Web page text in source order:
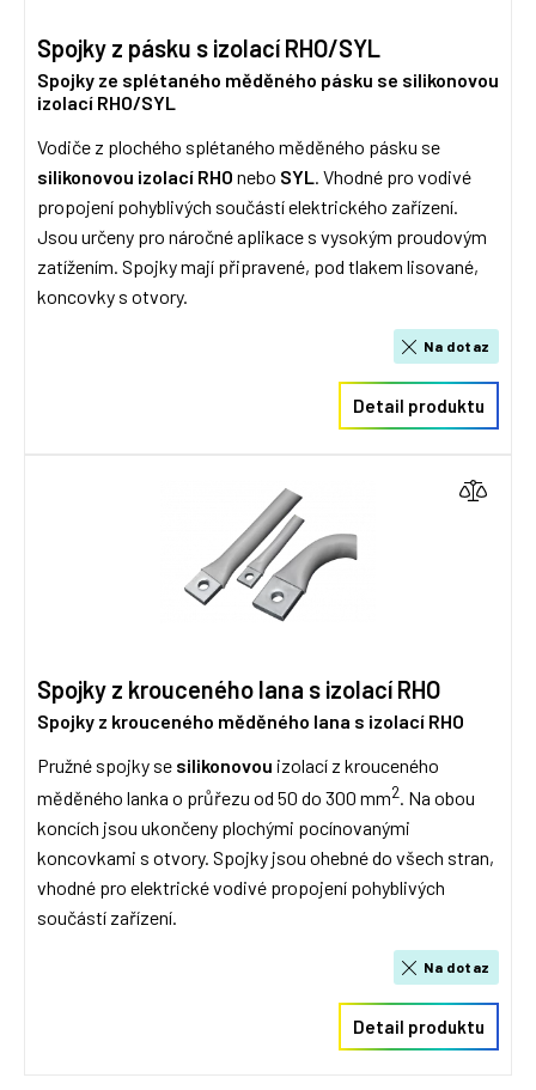
Spojky z pásku s izolací RHO/SYL
Spojky ze splétaného měděného pásku se silikonovou
izolací RHO/SYL
Vodiče z plochého splétaného měděného pásku se
silikonovou izolací RHO nebo SYL. Vhodné pro vodivé
propojení pohyblivých součástí elektrického zařízení.
Jsou určeny pro náročné aplikace s vysokým proudovým
zatížením. Spojky mají připravené, pod tlakem lisované,
koncovky s otvory.
Na dotaz
Detail produktu
Spojky z krouceného lana s izolací RHO
Spojky z krouceného měděného lana s izolací RHO
Pružné spojky se silikonovou izolací z krouceného
měděného lanka o průřezu od 50 do 300 mm2. Na obou
koncích jsou ukončeny plochými pocínovanými
koncovkami s otvory. Spojky jsou ohebné do všech stran,
vhodné pro elektrické vodivé propojení pohyblivých
součástí zařízení.
Na dotaz
Detail produktu